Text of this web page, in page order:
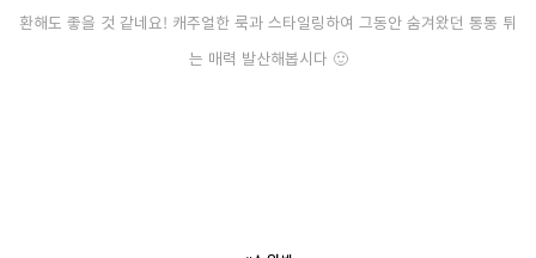
환해도 좋을 것 같네요! 캐주얼한 룩과 스타일링하여 그동안 숨겨왔던 통통 튀
는 매력 발산해봅시다 🙂